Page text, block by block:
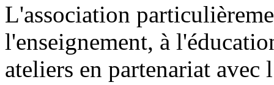
L'association
l'enseignement, à
ateliers en partenariat avec